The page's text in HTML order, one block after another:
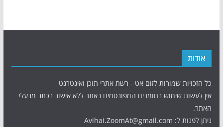
אודות
כל הזכויות שמורות לזום אט - רשת אתרי תוכן ואינטרנט
אין לעשות שימוש בחומרים המפורסמים באתר ללא אישור בכתב מבעלי
האתר.
ניתן לפנות ל: Avihai.ZoomAt@gmail.com